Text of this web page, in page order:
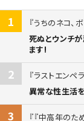
1
うちのネコ、
死ぬとウンチ
ます!
2
ラストエンペ
異常な性生活
3
『中高年のた